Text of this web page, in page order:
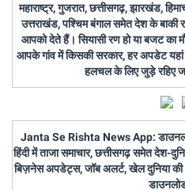
महाराष्ट्र, गुजरात, छत्तीसगढ़, झारखंड,
उत्तराखंड, पश्चिम बंगाल समेत देश के बाकी
आपको देते हैं। सियासी रण हो या बजट का
आपके गांव में किसकी सरकार, हर अपडेट
हलचल के लिए जुड़े रहिए
Janta Se Rishta News App:
हिंदी में ताजा समाचार, छत्तीसगढ़ समेत देश-
बिज़नेस अपडेट्स, जॉब अलर्ट, खेल दुनिया